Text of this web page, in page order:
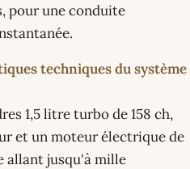
pour une conduite
techniques du système
1,5 litre turbo de 158 ch,
et un moteur électrique de
allant jusqu'à mille